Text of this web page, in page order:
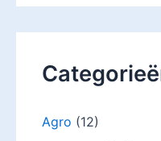
Agro (12)